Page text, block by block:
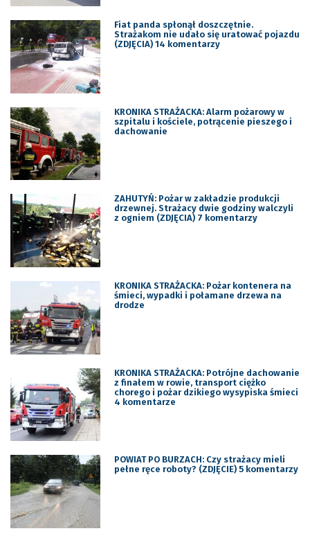
Fiat panda spłonął doszczętnie.
Strażakom nie udało się uratować pojazdu
(ZDJĘCIA) 14 komentarzy
KRONIKA STRAŻACKA: Alarm pożarowy w
szpitalu i kościele, potrącenie pieszego i
dachowanie
ZAHUTYŃ: Pożar w zakładzie produkcji
drzewnej. Strażacy dwie godziny walczyli
z ogniem (ZDJĘCIA) 7 komentarzy
KRONIKA STRAŻACKA: Pożar kontenera na
śmieci, wypadki i połamane drzewa na
drodze
KRONIKA STRAŻACKA: Potrójne dachowanie
z finałem w rowie, transport ciężko
chorego i pożar dzikiego wysypiska śmieci
4 komentarze
POWIAT PO BURZACH: Czy strażacy mieli
pełne ręce roboty? (ZDJĘCIE) 5 komentarzy